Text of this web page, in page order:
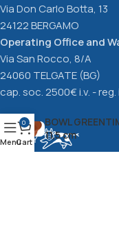
Via Don Carlo Botta, 13
24122 BERGAMO
Operating Office and
Via San Rocco, 8/A
24060 TELGATE (BG)
cap. soc. 2500€ i.v. -
BOWL
11,5 cm
Menu
0
Cart